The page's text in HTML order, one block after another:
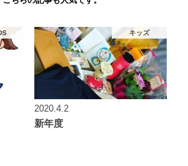
キッズ
2020.4.2
新年度